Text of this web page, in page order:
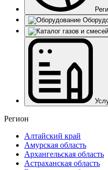
Регион
Алтайский край
Амурская область
Архангельская область
Астраханская область